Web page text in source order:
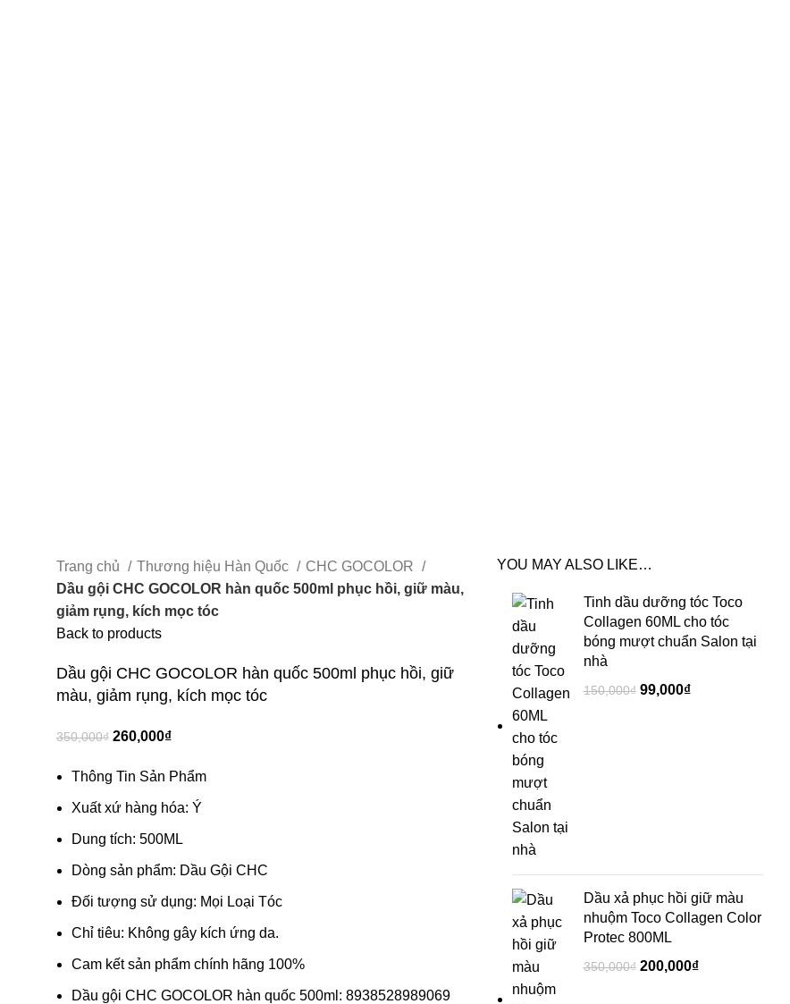
Trang chủ Thương hiệu Hàn Quốc
CHC GOCOLOR
Dầu gội CHC GOCOLOR hàn quốc 500ml phục hồi, giữ màu,
giảm rụng, kích mọc tóc
Back to products
Dầu gội CHC GOCOLOR hàn quốc 500ml phục hồi, giữ
màu, giảm rụng, kích mọc tóc
350,000₫ 260,000₫
Thông Tin Sản Phẩm
Xuất xứ hàng hóa: Ý
Dung tích: 500ML
Dòng sản phẩm: Dầu Gội CHC
Đối tượng sử dụng: Mọi Loại Tóc
Chỉ tiêu: Không gây kích ứng da.
Cam kết sản phẩm chính hãng 100%
Dầu gội CHC GOCOLOR hàn quốc 500ml: 8938528989069
YOU MAY ALSO LIKE…
Tinh dầu dưỡng tóc Toco
Collagen 60ML cho tóc
bóng mượt chuẩn Salon tại
nhà
150,000₫ 99,000₫
Dầu xả phục hồi giữ màu
nhuộm Toco Collagen Color
Protec 800ML
350,000₫ 200,000₫